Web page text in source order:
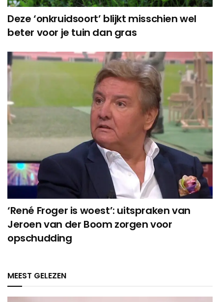
Deze ‘onkruidsoort’ blijkt misschien wel
beter voor je tuin dan gras
‘René Froger is woest’: uitspraken van
Jeroen van der Boom zorgen voor
opschudding
MEEST GELEZEN